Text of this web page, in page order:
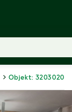
Objekt: 3203020